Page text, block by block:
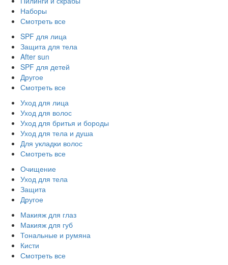
Наборы
Смотреть все
SPF для лица
Защита для тела
After sun
SPF для детей
Другое
Смотреть все
Уход для лица
Уход для волос
Уход для бритья и бороды
Уход для тела и душа
Для укладки волос
Смотреть все
Очищение
Уход для тела
Защита
Другое
Макияж для глаз
Макияж для губ
Тональные и румяна
Кисти
Смотреть все